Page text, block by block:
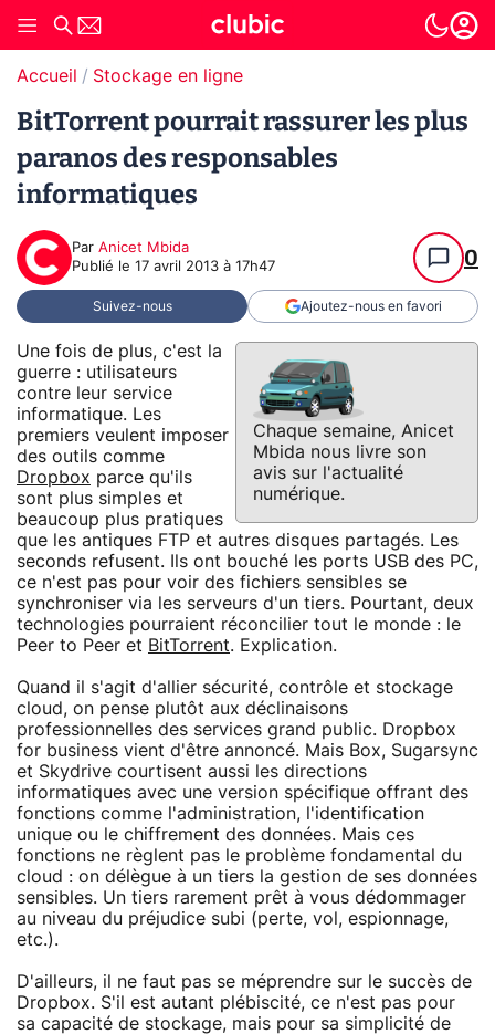
Accueil Stockage en ligne
BitTorrent pourrait rassurer les plus
paranos des responsables
informatiques
Par Anicet Mbida
Publié le 17 avril 2013 à 17h47 0
Suivez-nous Ajoutez-nous en favori
Chaque semaine, Anicet
Mbida nous livre son
avis sur l'actualité
numérique.
Une fois de plus, c'est la
guerre : utilisateurs
contre leur service
informatique. Les
premiers veulent imposer
des outils comme
Dropbox parce qu'ils
sont plus simples et
beaucoup plus pratiques
que les antiques FTP et autres disques partagés. Les
seconds refusent. Ils ont bouché les ports USB des PC,
ce n'est pas pour voir des fichiers sensibles se
synchroniser via les serveurs d'un tiers. Pourtant, deux
technologies pourraient réconcilier tout le monde : le
Peer to Peer et BitTorrent. Explication.
Quand il s'agit d'allier sécurité, contrôle et stockage
cloud, on pense plutôt aux déclinaisons
professionnelles des services grand public. Dropbox
for business vient d'être annoncé. Mais Box, Sugarsync
et Skydrive courtisent aussi les directions
informatiques avec une version spécifique offrant des
fonctions comme l'administration, l'identification
unique ou le chiffrement des données. Mais ces
fonctions ne règlent pas le problème fondamental du
cloud : on délègue à un tiers la gestion de ses données
sensibles. Un tiers rarement prêt à vous dédommager
au niveau du préjudice subi (perte, vol, espionnage,
etc.).
D'ailleurs, il ne faut pas se méprendre sur le succès de
Dropbox. S'il est autant plébiscité, ce n'est pas pour
sa capacité de stockage, mais pour sa simplicité de